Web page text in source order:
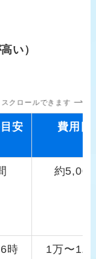
い）
スクロールできます
安
費用目
約
時 1万〜1.2